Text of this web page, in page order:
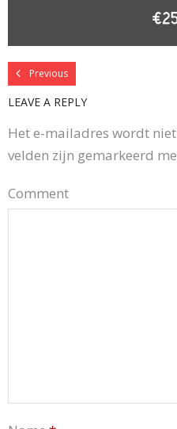
Previous
LEAVE A REPLY
Het e-mailadres wordt
velden zijn gemarkeerd
Comment